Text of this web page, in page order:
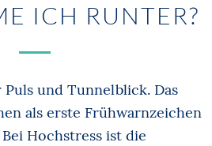
ICH RUNTER?
und Tunnelblick. Das
als erste Frühwarnzeichen
Hochstress ist die